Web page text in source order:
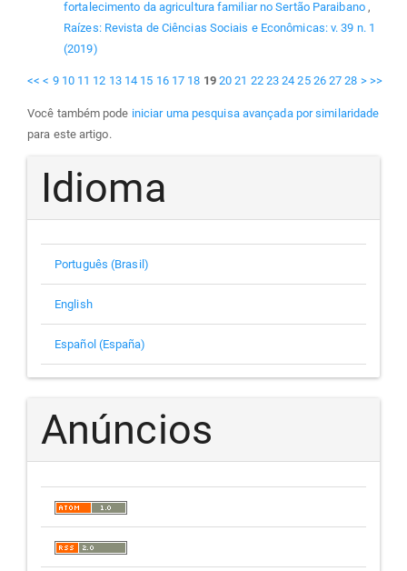
fortalecimento da agricultura familiar no Sertão Paraibano ,
Raízes: Revista de Ciências Sociais e Econômicas: v. 39 n. 1
(2019)
<< < 9 10 11 12 13 14 15 16 17 18 19 20 21 22 23 24 25 26 27 28 > >>
Você também pode iniciar uma pesquisa avançada por similaridade
para este artigo.
Idioma
Português (Brasil)
English
Español (España)
Anúncios